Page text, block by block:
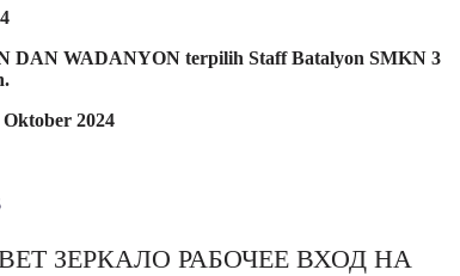
DAN WADANYON terpilih Staff Batalyon SMKN 3
Oktober 2024
ЗЕРКАЛО РАБОЧЕЕ ВХОД НА